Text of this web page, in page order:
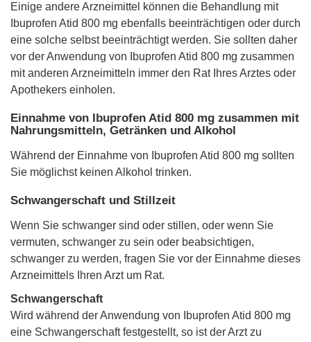
Einige andere Arzneimittel können die Behandlung mit
Ibuprofen Atid 800 mg ebenfalls beeinträchtigen oder durch
eine solche selbst beeinträchtigt werden. Sie sollten daher
vor der Anwendung von Ibuprofen Atid 800 mg zusammen
mit anderen Arzneimitteln immer den Rat Ihres Arztes oder
Apothekers einholen.
Einnahme von Ibuprofen Atid 800 mg zusammen mit
Nahrungsmitteln, Getränken und Alkohol
Während der Einnahme von Ibuprofen Atid 800 mg sollten
Sie möglichst keinen Alkohol trinken.
Schwangerschaft und Stillzeit
Wenn Sie schwanger sind oder stillen, oder wenn Sie
vermuten, schwanger zu sein oder beabsichtigen,
schwanger zu werden, fragen Sie vor der Einnahme dieses
Arzneimittels Ihren Arzt um Rat.
Schwangerschaft
Wird während der Anwendung von Ibuprofen Atid 800 mg
eine Schwangerschaft festgestellt, so ist der Arzt zu